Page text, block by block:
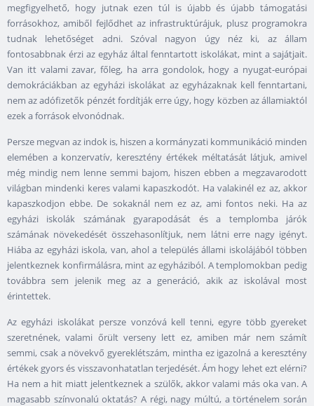
megfigyelhető, hogy jutnak ezen túl is újabb és újabb támogatási
forrásokhoz, amiből fejlődhet az infrastruktúrájuk, plusz programokra
tudnak lehetőséget adni. Szóval nagyon úgy néz ki, az állam
fontosabbnak érzi az egyház által fenntartott iskolákat, mint a sajátjait.
Van itt valami zavar, főleg, ha arra gondolok, hogy a nyugat-európai
demokráciákban az egyházi iskolákat az egyházaknak kell fenntartani,
nem az adófizetők pénzét fordítják erre úgy, hogy közben az államiaktól
ezek a források elvonódnak.
Persze megvan az indok is, hiszen a kormányzati kommunikáció minden
elemében a konzervatív, keresztény értékek méltatását látjuk, amivel
még mindig nem lenne semmi bajom, hiszen ebben a megzavarodott
világban mindenki keres valami kapaszkodót. Ha valakinél ez az, akkor
kapaszkodjon ebbe. De sokaknál nem ez az, ami fontos neki. Ha az
egyházi iskolák számának gyarapodását és a templomba járók
számának növekedését összehasonlítjuk, nem látni erre nagy igényt.
Hiába az egyházi iskola, van, ahol a település állami iskolájából többen
jelentkeznek konfirmálásra, mint az egyháziból. A templomokban pedig
továbbra sem jelenik meg az a generáció, akik az iskolával most
érintettek.
Az egyházi iskolákat persze vonzóvá kell tenni, egyre több gyereket
szeretnének, valami őrült verseny lett ez, amiben már nem számít
semmi, csak a növekvő gyereklétszám, mintha ez igazolná a keresztény
értékek gyors és visszavonhatatlan terjedését. Ám hogy lehet ezt elérni?
Ha nem a hit miatt jelentkeznek a szülők, akkor valami más oka van. A
magasabb színvonalú oktatás? A régi, nagy múltú, a történelem során